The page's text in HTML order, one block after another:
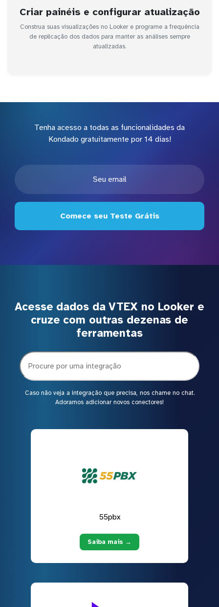
Criar painéis e configurar atualização
Construa suas visualizações no Looker e programe a frequência
de replicação dos dados para manter as análises sempre
atualizadas.
Tenha acesso a todas as funcionalidades da
Kondado gratuitamente por 14 dias!
Comece seu Teste Grátis
Acesse dados da VTEX no Looker e
cruze com outras dezenas de
ferramentas
Caso não veja a integração que precisa, nos chame no chat.
Adoramos adicionar novos conectores!
55pbx
Saiba mais →